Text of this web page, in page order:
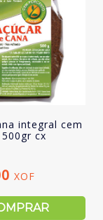
integral cem
cx
XOF